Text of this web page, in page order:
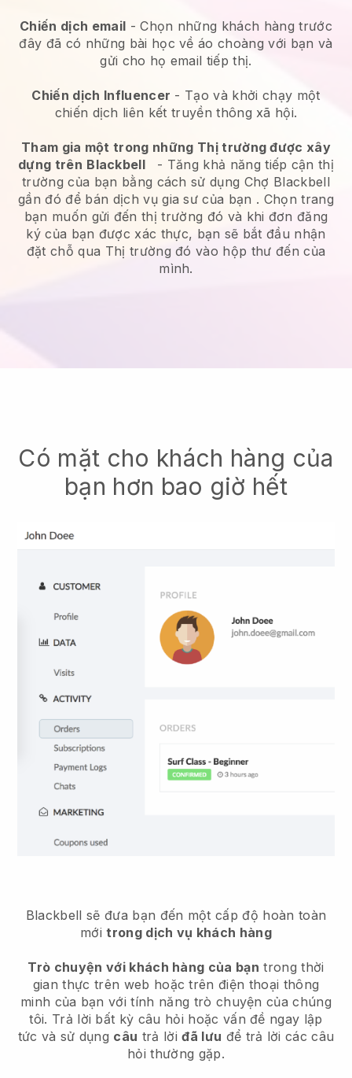
Chiến dịch email -Chọn những khách hàng trước
đây đã có những bài học về áo choàng với bạn và
gửi cho họ email tiếp thị.
Chiến dịch Influencer - Tạo và khởi chạy một
chiến dịch liên kết truyền thông xã hội.
Tham gia một trong những Thị trường được xây
dựng trên Blackbell - Tăng khả năng tiếp cận thị
trường của bạn bằng cách sử dụng Chợ Blackbell
gần đó để bán dịch vụ gia sư của bạn . Chọn trang
bạn muốn gửi đến thị trường đó và khi đơn đăng
ký của bạn được xác thực, bạn sẽ bắt đầu nhận
đặt chỗ qua Thị trường đó vào hộp thư đến của
mình.
Có mặt cho khách hàng của
bạn hơn bao giờ hết
Blackbell sẽ đưa bạn đến một cấp độ hoàn toàn
mớitrong dịch vụ khách hàng
Trò chuyện với khách hàng của bạn trong thời
gian thực trên web hoặc trên điện thoại thông
minh của bạn với tính năng trò chuyện của chúng
tôi. Trả lời bất kỳ câu hỏi hoặc vấn đề ngay lập
tức và sử dụng câu trả lờiđã lưu để trả lời các câu
hỏi thường gặp.